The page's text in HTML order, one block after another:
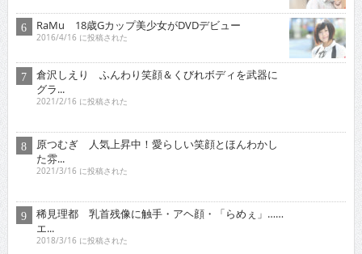
RaMu 18歳Gカップ美少女がDVDデビュー
2016/4/16 に投稿された
倉沢しえり ふんわり笑顔＆くびれボディを武器に
グラ...
2021/2/16 に投稿された
た雰...
2021/3/16 に投稿された
稀見理都 乳首残像に触手・アヘ顔・「らめぇ」……
2018/3/16 に投稿された
行平あい佳 初主演で大胆な体当たり艶技を…
2018/9/15 に投稿された